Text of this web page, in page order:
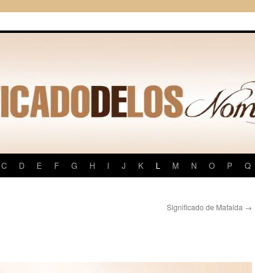
C D E F G H I J K L M N O P Q
Significado de Mafalda →